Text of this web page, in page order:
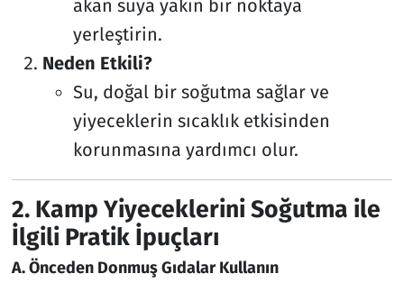
akan suya yakın bir noktaya
yerleştirin.
Neden Etkili?
Su, doğal bir soğutma sağlar ve
yiyeceklerin sıcaklık etkisinden
korunmasına yardımcı olur.
2. Kamp Yiyeceklerini Soğutma ile
İlgili Pratik İpuçları
A. Önceden Donmuş Gıdalar Kullanın